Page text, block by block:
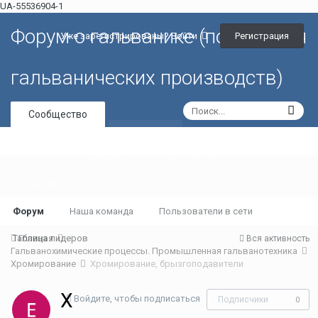
UA-55536904-1
Форум о гальванике (портал для
гальванических производств)
Уже зарегистрированы? Войти Регистрация
Сообщество
Форум Наша команда Пользователи в сети
Таблица лидеров Вся активность
Главная
Гальванохимические процессы. Промышленная гальванотехника
Хромирование
Хромирование, брызгоподавители
Войдите, чтобы подписаться Подписчики 0
Х